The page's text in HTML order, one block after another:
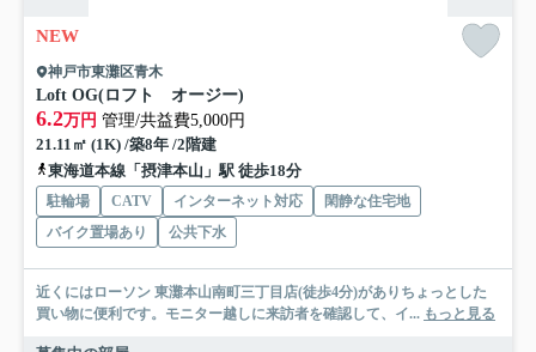
NEW
神戸市東灘区青木
Loft OG(ロフト オージー)
6.2万円 管理/共益費5,000円
21.11㎡ (1K) /築8年 /2階建
東海道本線「摂津本山」駅 徒歩18分
駐輪場 CATV インターネット対応
閑静な住宅地
バイク置場あり
公共下水
近くにはローソン 東灘本山南町三丁目店(徒歩4分)がありちょっとした
買い物に便利です。モニター越しに来訪者を確認して、イ... もっと見る